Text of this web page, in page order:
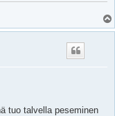
l
tuo talvella peseminen